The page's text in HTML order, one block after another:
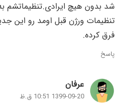
شد بدون هیچ
تنظیمات ورژن قبل اومد رو این
فرق کرده.
پاسخ
عرفان
1399-09-20 10:51 ق.ظ